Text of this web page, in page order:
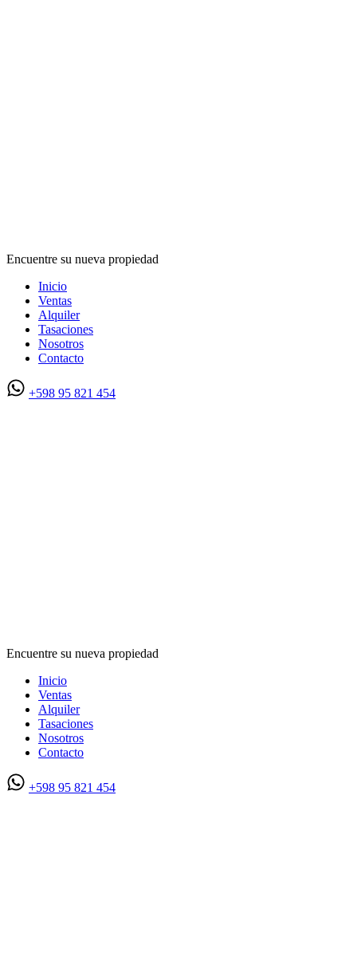
Encuentre su nueva propiedad
Inicio
Ventas
Alquiler
Tasaciones
Nosotros
Contacto
+598 95 821 454
Encuentre su nueva propiedad
Inicio
Ventas
Alquiler
Tasaciones
Nosotros
Contacto
+598 95 821 454